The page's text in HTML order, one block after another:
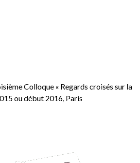
Colloque « Regards croisés sur la
ou début 2016, Paris